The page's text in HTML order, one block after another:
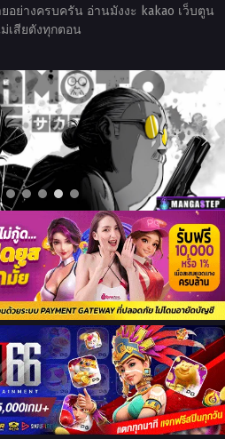
อย่างครบครัน อ่านมังงะ kakao เว็บตูน
เสียตังทุกตอน